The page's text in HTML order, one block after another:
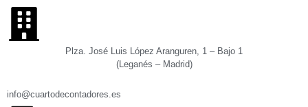
Plza. José Luis López Aranguren, 1 – Bajo 1
(Leganés – Madrid)
info@cuartodecontadores.es